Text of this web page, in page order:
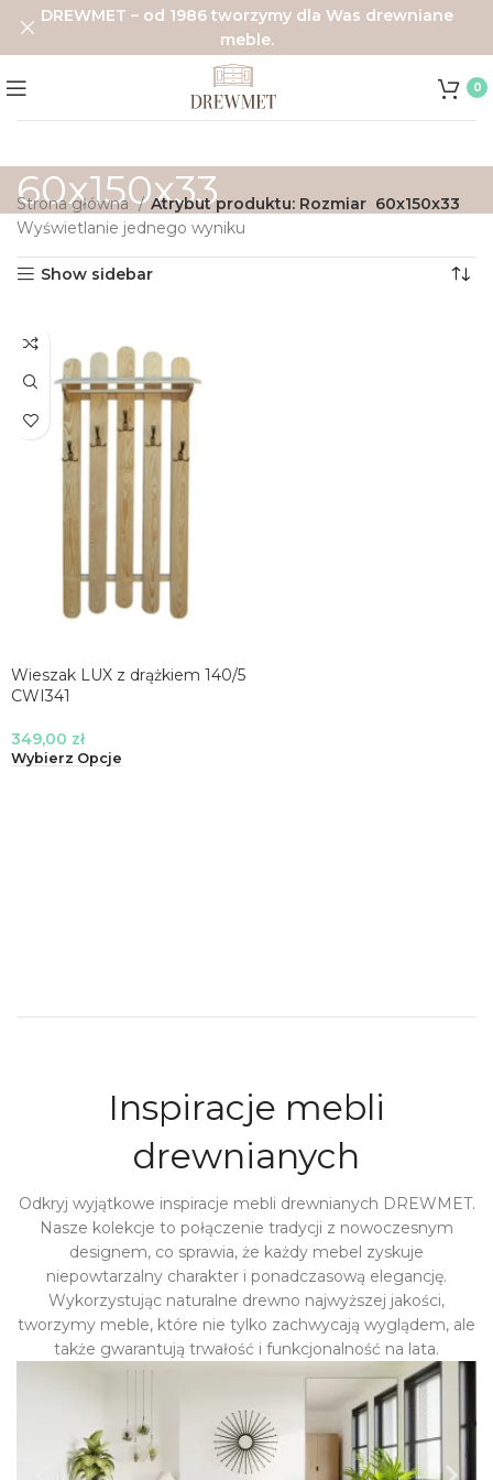
0
60x150x33
Strona główna Atrybut produktu: Rozmiar 60x150x33
Wyświetlanie jednego wyniku
Show sidebar
Wieszak LUX z drążkiem 140/5
CWI341
349,00 zł
Wybierz Opcje
Inspiracje mebli
drewnianych
Odkryj wyjątkowe inspiracje mebli drewnianych DREWMET.
Nasze kolekcje to połączenie tradycji z nowoczesnym
designem, co sprawia, że każdy mebel zyskuje
niepowtarzalny charakter i ponadczasową elegancję.
Wykorzystując naturalne drewno najwyższej jakości,
tworzymy meble, które nie tylko zachwycają wyglądem, ale
także gwarantują trwałość i funkcjonalność na lata.
DREWMET – od 1986 tworzymy dla Was drewniane
meble.